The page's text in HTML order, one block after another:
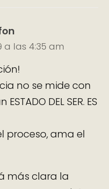
a las 4:35 am
no se mide con
DEL SER. ES
proceso, ama el
más clara la